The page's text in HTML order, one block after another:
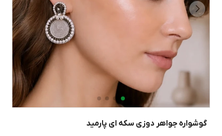
گوشواره جواهر دوزی سکه ای پارمید